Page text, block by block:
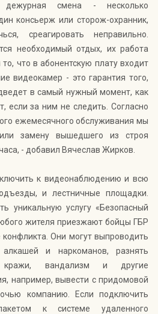
смена - несколько
консьерж или сторож-охранник,
среагировать неправильно.
необходимый отдых, их работа
что в абонентскую плату входит
видеокамер - это гарантия того,
в самый нужный момент, как
если за ним не следить. Согласно
ежемесячного обслуживания мы
замену вышедшего из строя
- добавил Вячеслав Жирков.
к видеонаблюдению и всю
и лестничные площадки.
уникальную услугу «Безопасный
жителя приезжают бойцы ГБР
Они могут выпроводить
и наркоманов, разнять
кражи, вандализм и другие
например, вывести с придомовой
компанию. Если подключить
к системе удаленного